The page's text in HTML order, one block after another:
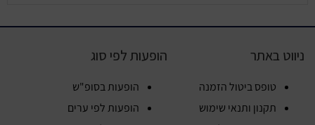
ניווט באתר
טופס ביטול הזמנה
תקנון ותנאי שימוש
הופעות לפי סוג
הופעות בסופ"ש
הופעות לפי ערים